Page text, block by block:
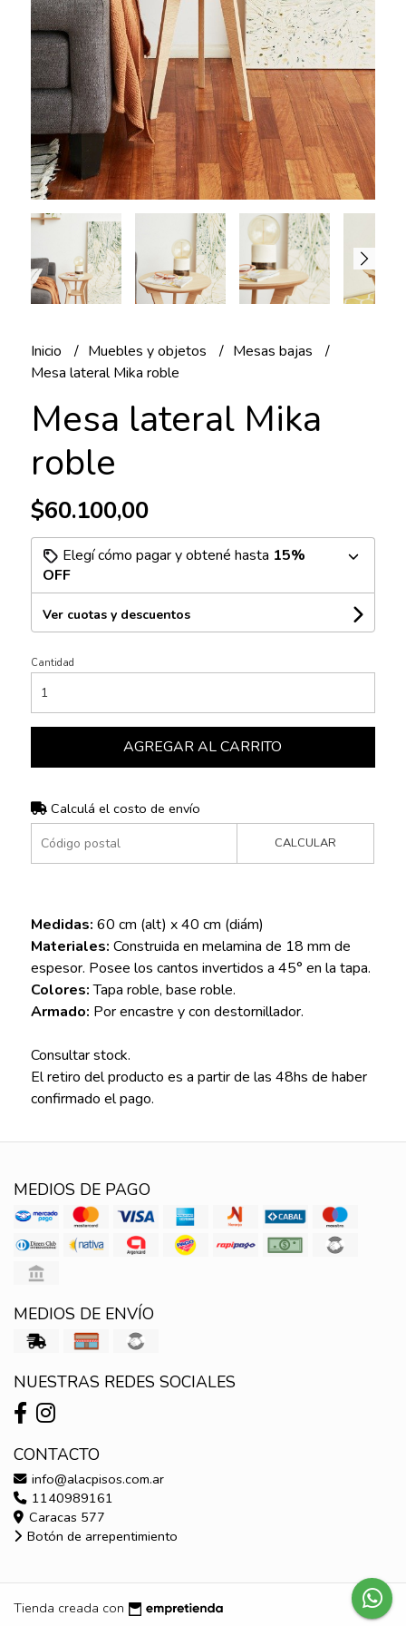
Inicio Muebles y objetos
Mesas bajas
Mesa lateral Mika roble
Mesa lateral Mika
roble
$60.100,00
Elegí cómo pagar y obtené hasta 15%
OFF
Ver cuotas y descuentos
Cantidad
AGREGAR AL CARRITO
Calculá el costo de envío
CALCULAR
Medidas: 60 cm (alt) x 40 cm (diám)
Materiales: Construida en melamina de 18 mm de
espesor. Posee los cantos invertidos a 45° en la tapa.
Colores:Tapa roble, base roble.
Armado: Por encastre y con destornillador.
Consultar stock.
El retiro del producto es a partir de las 48hs de haber
confirmado el pago.
MEDIOS DE PAGO
MEDIOS DE ENVÍO
NUESTRAS REDES SOCIALES
CONTACTO
info@alacpisos.com.ar
1140989161
Caracas 577
Botón de arrepentimiento
Tienda creada con